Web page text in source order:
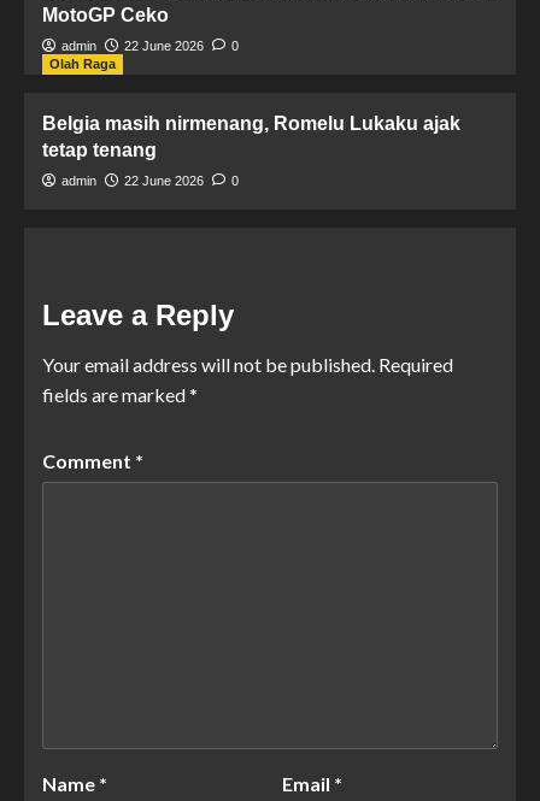
MotoGP Ceko
admin 22 June 2026
0
Olah Raga
Belgia masih nirmenang, Romelu Lukaku ajak
tetap tenang
admin 22 June 2026 0
Leave a Reply
Your email address will not be published. Required
fields are marked*
Comment *
Name * Email *